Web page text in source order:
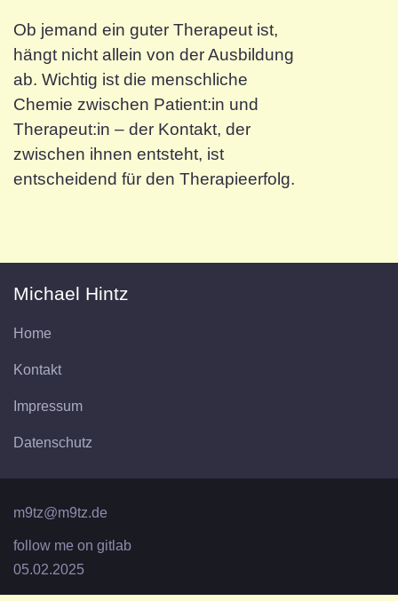
Ob jemand ein guter Therapeut ist,
hängt nicht allein von der Ausbildung
ab. Wichtig ist die menschliche
Chemie zwischen Patient:in und
Therapeut:in – der Kontakt, der
zwischen ihnen entsteht, ist
entscheidend für den Therapieerfolg.
Michael Hintz
Home
Kontakt
Impressum
Datenschutz
m9tz@m9tz.de
follow me on gitlab
05.02.2025